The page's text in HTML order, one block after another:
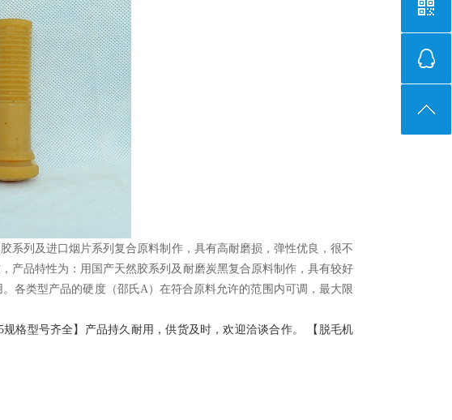
系列及进口烟片系列复合原料制作，具有高耐磨损，弹性优良，很不
产品特性为：用国产天然胶系列及耐磨炭黑复合原料制作，具有较好
各类型产品的硬度（邵氏A）在符合原料允许的范围内可调，最大限
格型号齐全】产品持久耐用，供货及时，欢迎洽谈合作。 【 脱毛机